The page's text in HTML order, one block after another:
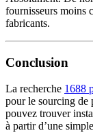
fournisseurs moins
fabricants.
Conclusion
La recherche 1688
pour le sourcing de
pouvez trouver
à partir d’une